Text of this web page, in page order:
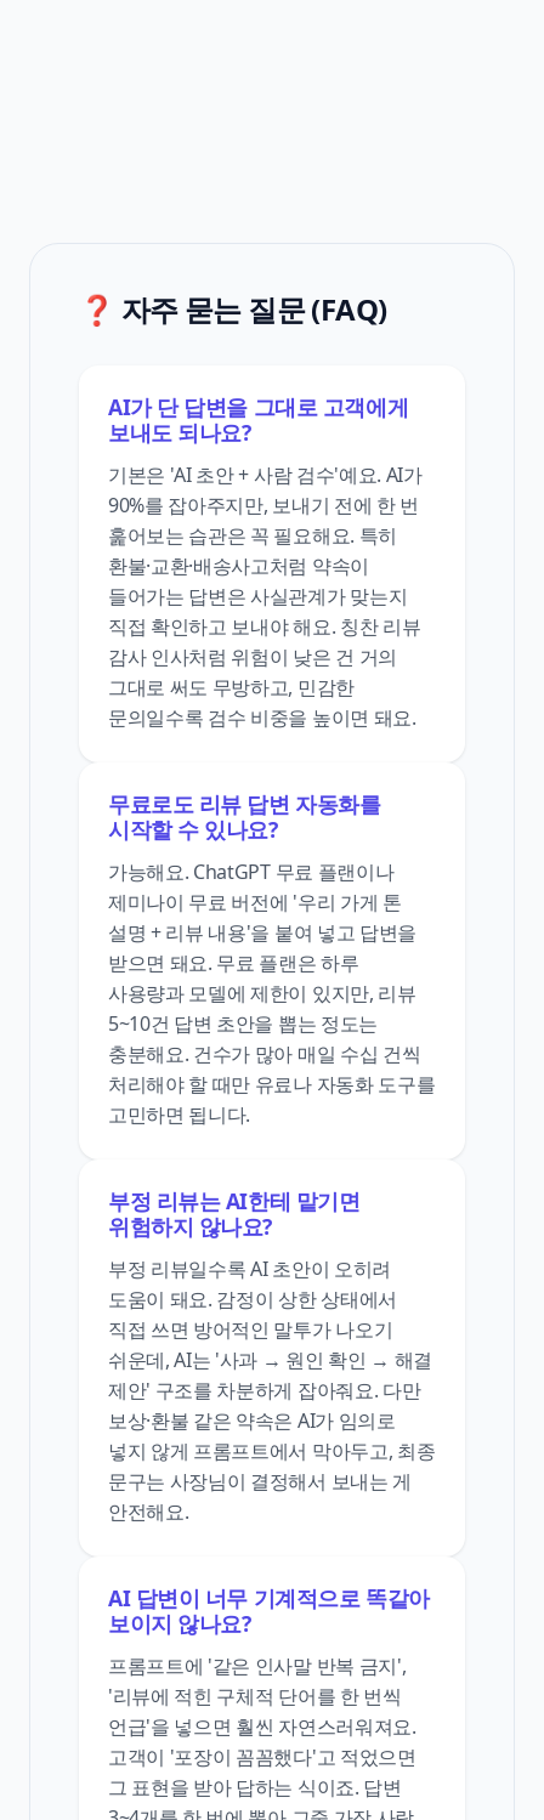
❓ 자주 묻는 질문 (FAQ)
AI가 단 답변을 그대로 고객에게
보내도 되나요?
기본은 'AI 초안 + 사람 검수'예요. AI가
90%를 잡아주지만, 보내기 전에 한 번
훑어보는 습관은 꼭 필요해요. 특히
환불·교환·배송사고처럼 약속이
들어가는 답변은 사실관계가 맞는지
직접 확인하고 보내야 해요. 칭찬 리뷰
감사 인사처럼 위험이 낮은 건 거의
그대로 써도 무방하고, 민감한
문의일수록 검수 비중을 높이면 돼요.
무료로도 리뷰 답변 자동화를
시작할 수 있나요?
가능해요. ChatGPT 무료 플랜이나
제미나이 무료 버전에 '우리 가게 톤
설명 + 리뷰 내용'을 붙여 넣고 답변을
받으면 돼요. 무료 플랜은 하루
사용량과 모델에 제한이 있지만, 리뷰
5~10건 답변 초안을 뽑는 정도는
충분해요. 건수가 많아 매일 수십 건씩
처리해야 할 때만 유료나 자동화 도구를
고민하면 됩니다.
부정 리뷰는 AI한테 맡기면
위험하지 않나요?
부정 리뷰일수록 AI 초안이 오히려
도움이 돼요. 감정이 상한 상태에서
직접 쓰면 방어적인 말투가 나오기
쉬운데, AI는 '사과 → 원인 확인 → 해결
제안' 구조를 차분하게 잡아줘요. 다만
보상·환불 같은 약속은 AI가 임의로
넣지 않게 프롬프트에서 막아두고, 최종
문구는 사장님이 결정해서 보내는 게
안전해요.
AI 답변이 너무 기계적으로 똑같아
보이지 않나요?
프롬프트에 '같은 인사말 반복 금지',
'리뷰에 적힌 구체적 단어를 한 번씩
언급'을 넣으면 훨씬 자연스러워져요.
고객이 '포장이 꼼꼼했다'고 적었으면
그 표현을 받아 답하는 식이죠. 답변